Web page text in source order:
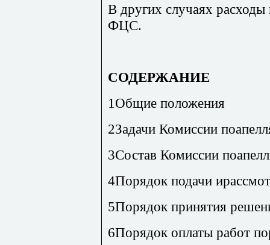
В других случаях
ФЦС.
СОДЕРЖАНИЕ
1Общие положения
2Задачи Комиссии
3Состав Комиссии
4Порядок подачи
5Порядок принятия
6Порядок оплаты работ